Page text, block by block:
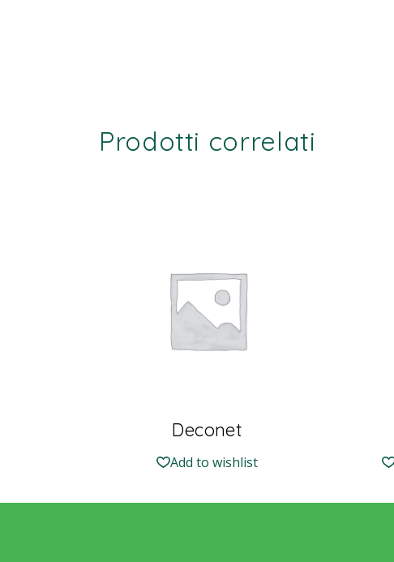
Prodotti correlati
Deconet
Add to wishlist